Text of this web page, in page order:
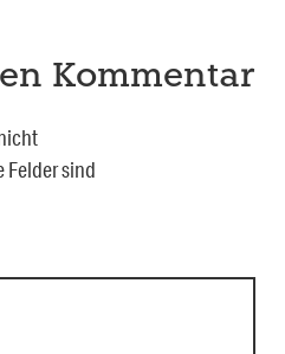
Kommentar
Felder sind